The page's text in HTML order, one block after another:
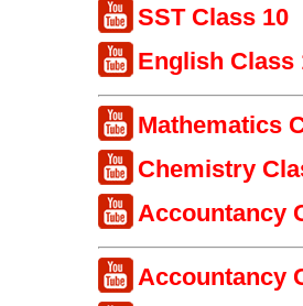
SST Class 10
English Class
Mathematics
Chemistry
Accountancy
Accountancy